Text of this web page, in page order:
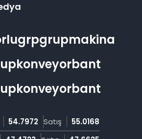
54.7972 Satış
55.0168